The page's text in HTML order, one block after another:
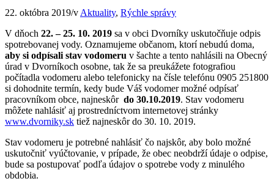
22. októbra 2019/v Aktuality, Rýchle správy
V dňoch 22. – 25. 10. 2019 sa v obci Dvorníky uskutočňuje odpis
spotrebovanej vody. Oznamujeme občanom, ktorí nebudú doma,
aby si odpísali stav vodomeru v šachte a tento nahlásili na Obecný
úrad v Dvorníkoch osobne, tak že sa preukážete fotografiou
počítadla vodomeru alebo telefonicky na čísle telefónu 0905 251800
si dohodnite termín, kedy bude Váš vodomer možné odpísať
pracovníkom obce, najneskôr do 30.10.2019. Stav vodomeru
môžete nahlásiť aj prostredníctvom internetovej stránky
www.dvorniky.sk tiež najneskôr do 30. 10. 2019.
Stav vodomeru je potrebné nahlásiť čo najskôr, aby bolo možné
uskutočniť vyúčtovanie, v prípade, že obec neobdrží údaje o odpise,
bude sa postupovať podľa údajov o spotrebe vody z minulého
obdobia.